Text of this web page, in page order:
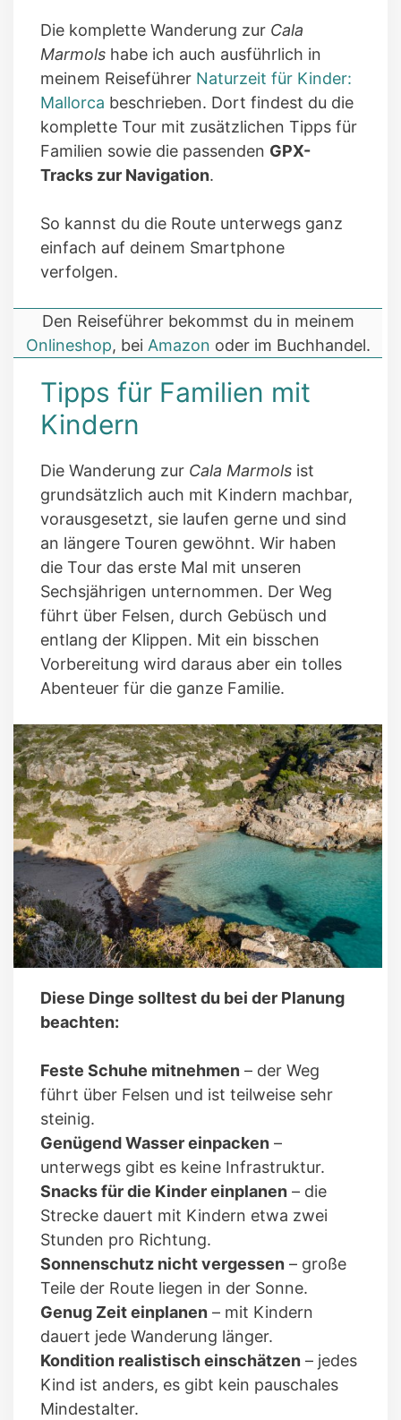
Die komplette Wanderung zur Cala
Marmols habe ich auch ausführlich in
meinem Reiseführer Naturzeit für Kinder:
Mallorca beschrieben. Dort findest du die
komplette Tour mit zusätzlichen Tipps für
Familien sowie die passenden GPX-
Tracks zur Navigation.
So kannst du die Route unterwegs ganz
einfach auf deinem Smartphone
verfolgen.
Den Reiseführer bekommst du in meinem
Onlineshop, bei Amazon oder im Buchhandel.
Tipps für Familien mit
Kindern
Die Wanderung zur Cala Marmols ist
grundsätzlich auch mit Kindern machbar,
vorausgesetzt, sie laufen gerne und sind
an längere Touren gewöhnt. Wir haben
die Tour das erste Mal mit unseren
Sechsjährigen unternommen. Der Weg
führt über Felsen, durch Gebüsch und
entlang der Klippen. Mit ein bisschen
Vorbereitung wird daraus aber ein tolles
Abenteuer für die ganze Familie.
Diese Dinge solltest du bei der Planung
beachten:
Feste Schuhe mitnehmen – der Weg
führt über Felsen und ist teilweise sehr
steinig.
Genügend Wasser einpacken –
unterwegs gibt es keine Infrastruktur.
Snacks für die Kinder einplanen – die
Strecke dauert mit Kindern etwa zwei
Stunden pro Richtung.
Sonnenschutz nicht vergessen – große
Teile der Route liegen in der Sonne.
Genug Zeit einplanen – mit Kindern
dauert jede Wanderung länger.
Kondition realistisch einschätzen – jedes
Kind ist anders, es gibt kein pauschales
Mindestalter.